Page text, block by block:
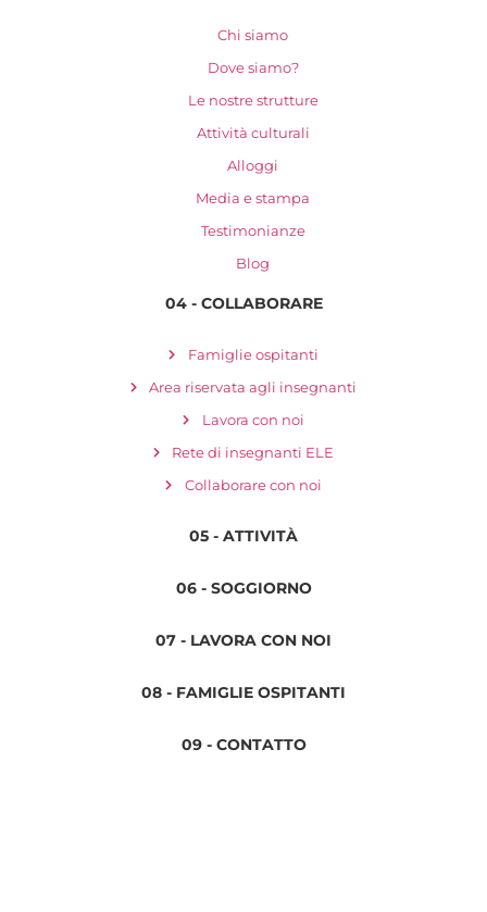
Chi siamo
Dove siamo?
Le nostre strutture
Attività culturali
Alloggi
Media e stampa
Testimonianze
Blog
04 - COLLABORARE
Famiglie ospitanti
Area riservata agli insegnanti
Lavora con noi
Rete di insegnanti ELE
Collaborare con noi
05 - ATTIVITÀ
06 - SOGGIORNO
07 - LAVORA CON NOI
08 - FAMIGLIE OSPITANTI
09 - CONTATTO